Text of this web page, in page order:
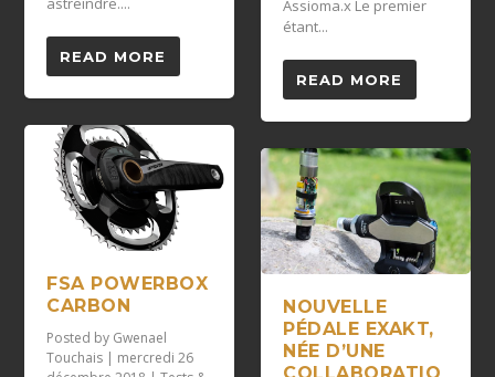
READ MORE
FSA POWERBOX
CARBON
Posted by Gwenael
Touchais | mercredi 26
Assioma.x Le premier
étant...
READ MORE
NOUVELLE
PÉDALE EXAKT,
NÉE D’UNE